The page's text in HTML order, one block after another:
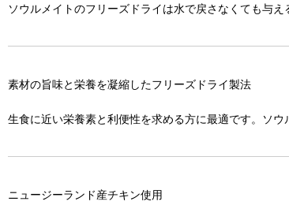
ソウルメイトのフリーズドライは水で戻さなくても与
素材の旨味と栄養を凝縮したフリーズドライ製法
生食に近い栄養素と利便性を求める方に最適です。ソ
ニュージーランド産チキン使用